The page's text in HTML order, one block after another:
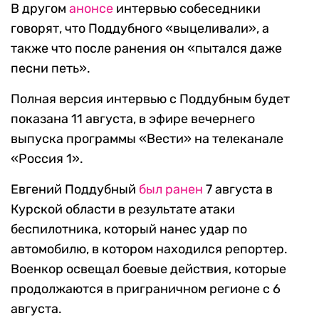
В другом анонсе интервью собеседники
говорят, что Поддубного «выцеливали», а
также что после ранения он «пытался даже
песни петь».
Полная версия интервью с Поддубным будет
показана 11 августа, в эфире вечернего
выпуска программы «Вести» на телеканале
«Россия 1».
Евгений Поддубный был ранен 7 августа в
Курской области в результате атаки
беспилотника, который нанес удар по
автомобилю, в котором находился репортер.
Военкор освещал боевые действия, которые
продолжаются в приграничном регионе с 6
августа.